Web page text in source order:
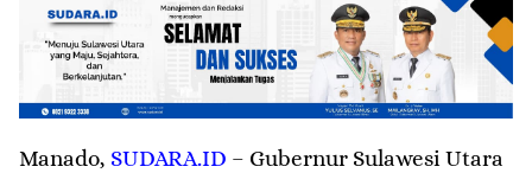
Manado, SUDARA.ID – ‎Gubernur Sulawesi Utara